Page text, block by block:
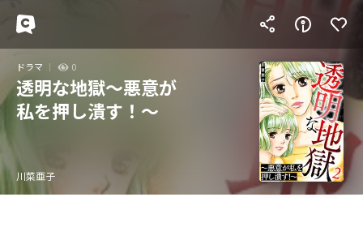
ドラマ 0
透明な地獄～悪意が
私を押し潰す！～
川菜亜子